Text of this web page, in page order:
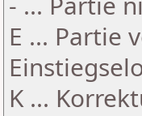
E ... Partie
K ...